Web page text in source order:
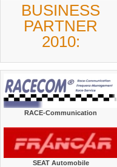
BUSINESS
PARTNER
2010:
RACE-Communication
SEAT Automobile